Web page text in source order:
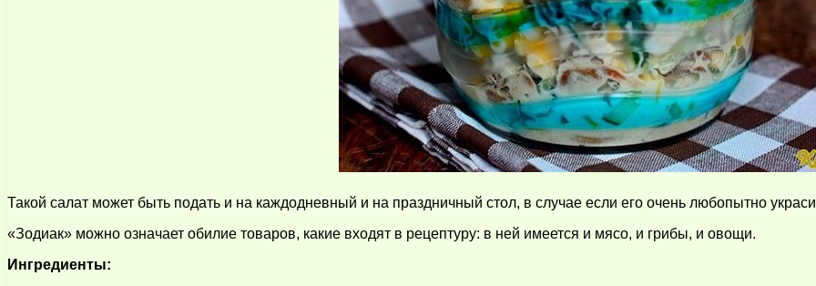
Такой салат может быть подать и на каждодневный и на праздничный стол, в случае если его очень любопытно
«Зодиак» можно означает обилие товаров, какие входят в рецептуру: в ней имеется и мясо, и грибы, и овощи.
Ингредиенты: